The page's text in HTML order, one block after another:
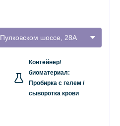
шоссе, 28А
Контейнер/
биоматериал:
Пробирка с гелем /
сыворотка крови